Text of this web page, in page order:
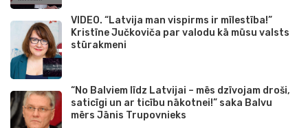
VIDEO. “Latvija man vispirms ir mīlestība!”
Kristīne Jučkoviča par valodu kā mūsu valsts
stūrakmeni
“No Balviem līdz Latvijai – mēs dzīvojam droši,
saticīgi un ar ticību nākotnei!” saka Balvu
mērs Jānis Trupovnieks